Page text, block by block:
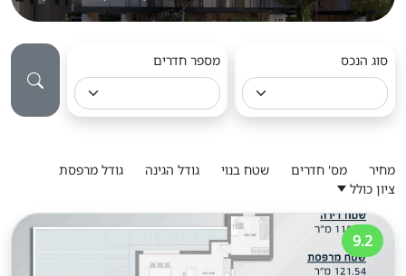
סוג הנכס מספר חדרים
מחיר מס' חדרים שטח בנוי גודל הגינה
גודל מרפסת
ציון כולל
9.2